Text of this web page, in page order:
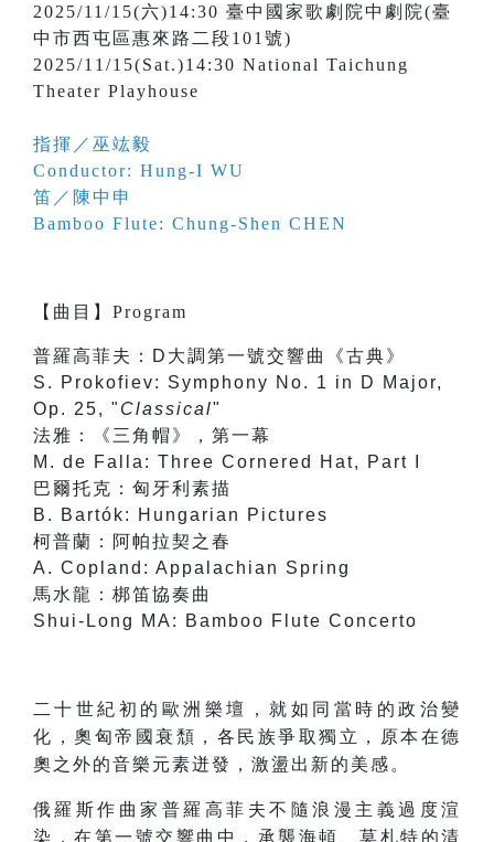
2025/11/15(六)14:30 臺中國家歌劇院中劇院(臺
中市西屯區惠來路二段101號)
2025/11/15(Sat.)14:30 National Taichung
Theater Playhouse
指揮／巫竑毅
Conductor: Hung-I WU
笛／陳中申
Bamboo Flute: Chung-Shen CHEN
【 曲目 】 Program
普羅高菲夫：D大調第一號交響曲《古典》
S. Prokofiev: Symphony No. 1 in D Major,
Op. 25, " Classical"
法雅：《三角帽》，第一幕
M. de Falla: Three Cornered Hat, Part I
巴爾托克：匈牙利素描
B. Bartók: Hungarian Pictures
柯普蘭：阿帕拉契之春
A. Copland: Appalachian Spring
馬水龍：梆笛協奏曲
Shui-Long MA: Bamboo Flute Concerto
二十世紀初的歐洲樂壇，就如同當時的政治變
化，奧匈帝國衰頹，各民族爭取獨立，原本在德
奧之外的音樂元素迸發，激盪出新的美感。
俄羅斯作曲家普羅高菲夫不隨浪漫主義過度渲
染，在第一號交響曲中，承襲海頓、莫札特的清